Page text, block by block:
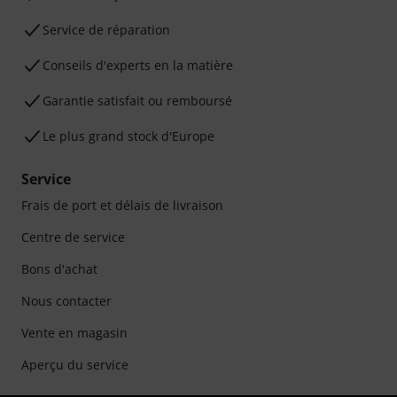
Service de réparation
Conseils d'experts en la matière
Garantie satisfait ou remboursé
Le plus grand stock d'Europe
Service
Frais de port et délais de livraison
Centre de service
Bons d'achat
Nous contacter
Vente en magasin
Aperçu du service